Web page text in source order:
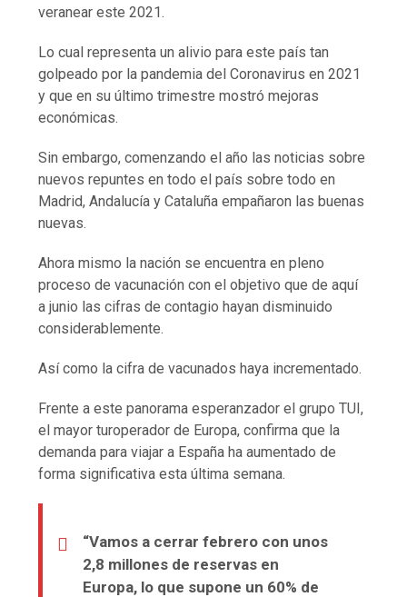
veranear este 2021.
Lo cual representa un alivio para este país tan
golpeado por la pandemia del Coronavirus en 2021
y que en su último trimestre mostró mejoras
económicas.
Sin embargo, comenzando el año las noticias sobre
nuevos repuntes en todo el país sobre todo en
Madrid, Andalucía y Cataluña empañaron las buenas
nuevas.
Ahora mismo la nación se encuentra en pleno
proceso de vacunación con el objetivo que de aquí
a junio las cifras de contagio hayan disminuido
considerablemente.
Así como la cifra de vacunados haya incrementado.
Frente a este panorama esperanzador el grupo TUI,
el mayor turoperador de Europa, confirma que la
demanda para viajar a España ha aumentado de
forma significativa esta última semana.
“Vamos a cerrar febrero con unos
2,8 millones de reservas en
Europa, lo que supone un 60% de